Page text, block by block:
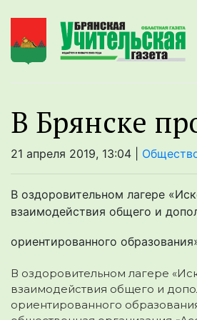
В Брянске
21 апреля 2019, 13:04 |
В оздоровительном лагере
взаимодействия общего и
ориентированного
В оздоровительном лагере
взаимодействия общего и
ориентированного